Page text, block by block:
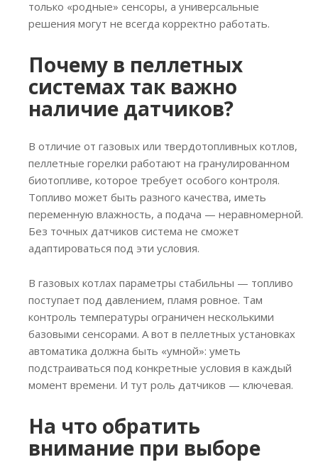
только «родные» сенсоры, а универсальные
решения могут не всегда корректно работать.
Почему в пеллетных
системах так важно
наличие датчиков?
В отличие от газовых или твердотопливных котлов,
пеллетные горелки работают на гранулированном
биотопливе, которое требует особого контроля.
Топливо может быть разного качества, иметь
переменную влажность, а подача — неравномерной.
Без точных датчиков система не сможет
адаптироваться под эти условия.
В газовых котлах параметры стабильны — топливо
поступает под давлением, пламя ровное. Там
контроль температуры ограничен несколькими
базовыми сенсорами. А вот в пеллетных установках
автоматика должна быть «умной»: уметь
подстраиваться под конкретные условия в каждый
момент времени. И тут роль датчиков — ключевая.
На что обратить
внимание при выборе